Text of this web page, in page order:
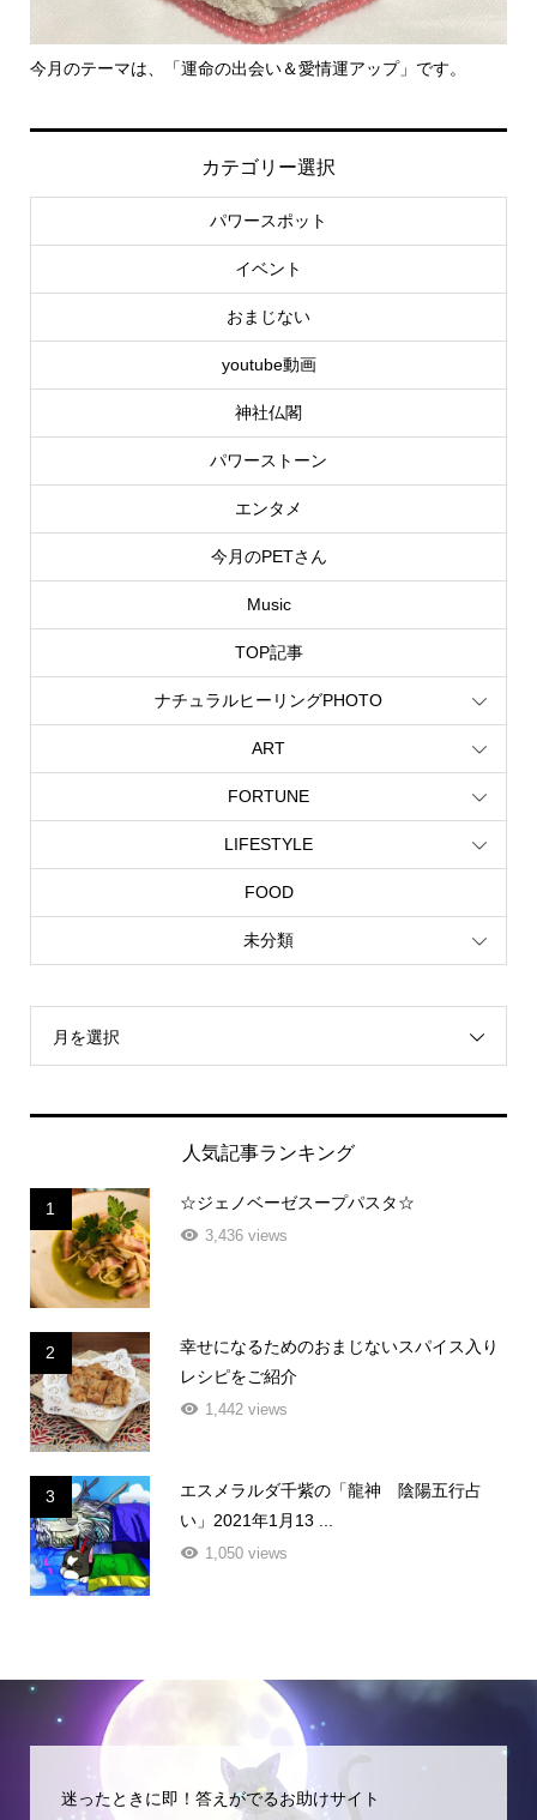
今月のテーマは、「運命の出会い＆愛情運アップ」です。
カテゴリー選択
パワースポット
イベント
おまじない
youtube動画
神社仏閣
パワーストーン
エンタメ
今月のPETさん
Music
TOP記事
ナチュラルヒーリングPHOTO
ART
FORTUNE
LIFESTYLE
FOOD
未分類
月を選択
人気記事ランキング
1 ☆ジェノベーゼスープパスタ☆
3,436 views
2
幸せになるためのおまじないスパイス入り
レシピをご紹介
1,442 views
3
エスメラルダ千紫の「龍神 陰陽五行占
い」2021年1月13 ...
1,050 views
迷ったときに即！答えがでるお助けサイト